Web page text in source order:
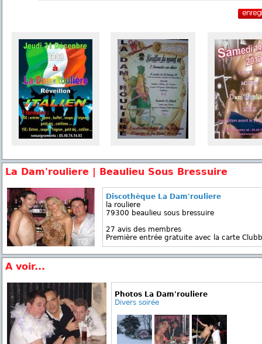
La Dam'rouliere | Beaulieu Sous Bressuire
Discothèque La Dam'rouliere
la rouliere
79300 beaulieu sous bressuire
27 avis des membres
Première entrée gratuite avec la carte
A voir...
Photos La Dam'rouliere
Divers soirée